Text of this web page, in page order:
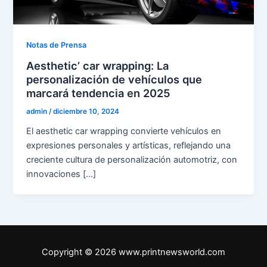
Notas de Prensa
Aesthetic’ car wrapping: La
personalización de vehículos que
marcará tendencia en 2025
admin /diciembre 10, 2024
El aesthetic car wrapping convierte vehículos en
expresiones personales y artísticas, reflejando una
creciente cultura de personalización automotriz, con
innovaciones […]
Copyright © 2026 www.printnewsworld.com